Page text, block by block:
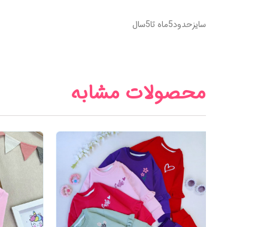
سایزحدود5ماه تا5سال
محصولات مشابه